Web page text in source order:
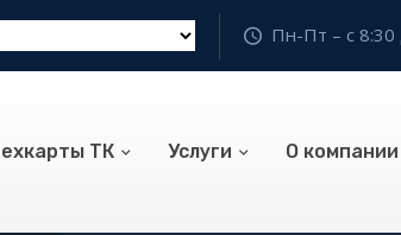
Пн-Пт – с 8:30
ТК Услуги О компании